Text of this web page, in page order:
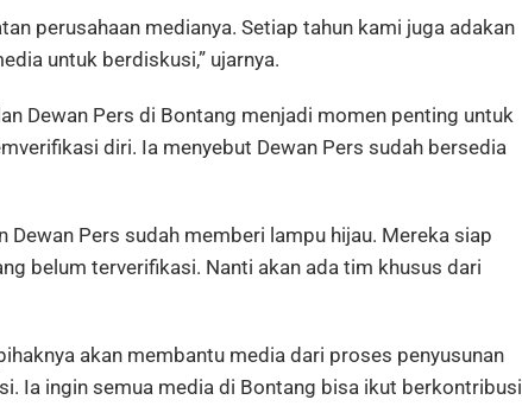
perusahaan medianya. Setiap tahun kami juga adakan
untuk berdiskusi,” ujarnya.
Dewan Pers di Bontang menjadi momen penting untuk
diri. Ia menyebut Dewan Pers sudah bersedia
Dewan Pers sudah memberi lampu hijau. Mereka siap
belum terverifikasi. Nanti akan ada tim khusus dari
akan membantu media dari proses penyusunan
Ia ingin semua media di Bontang bisa ikut berkontribusi